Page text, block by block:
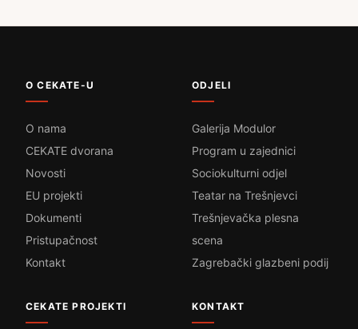
O CEKATE-U
O nama
CEKATE dvorana
Novosti
EU projekti
Dokumenti
Pristupačnost
Kontakt
ODJELI
Galerija Modulor
Program u zajednici
Sociokulturni odjel
Teatar na Trešnjevci
Trešnjevačka plesna
scena
Zagrebački glazbeni podij
CEKATE PROJEKTI KONTAKT